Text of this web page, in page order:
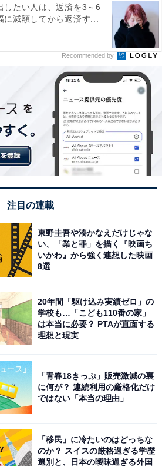
post on Instagram
nigehaji_tbs (@nigehajigram)
垣結衣さん夫婦でした。2016年
マ『逃げるは恥だが役に立つ』
っかけとなり、2021年5月に結
たこともあり、2人の結婚には驚
した。星野さんのラジオ番組
ニッポン』（ニッポン放送）で
られたり、新垣さんが電話出演し
さが伝わってきます。
した2人で一生過ごして欲しいか
県）、「離婚したら友人の離婚よ
したい人は、返済を3～6
に減額してから返済す...
Recommended by
注目の連載
東野圭吾や湊かなえだけじゃな
い、「業と罪」を描く『映画ち
いかわ』から強く連想した映画
8選
20年間「駆け込み実績ゼロ」の
学校も…「こども110番の家」
は本当に必要？ PTAが直面する
理想と現実
「青春18きっぷ」販売激減の裏
に何が？ 連続利用の厳格化だけ
ではない「本当の理由」
「移民」に冷たいのはどっちな
のか？ スイスの厳格過ぎる学歴
選別と、日本の曖昧過ぎる外国